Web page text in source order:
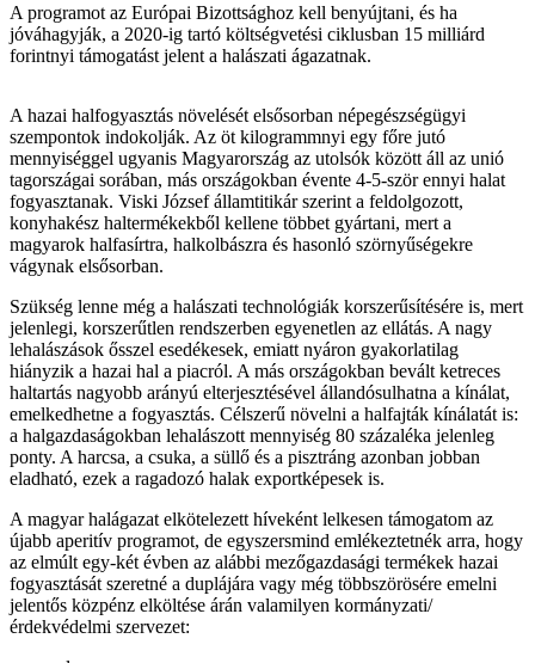
A programot az Európai Bizottsághoz kell benyújtani, és ha
jóváhagyják, a 2020-ig tartó költségvetési ciklusban 15 milliárd
forintnyi támogatást jelent a halászati ágazatnak.
A hazai halfogyasztás növelését elsősorban népegészségügyi
szempontok indokolják. Az öt kilogrammnyi egy főre jutó
mennyiséggel ugyanis Magyarország az utolsók között áll az unió
tagországai sorában, más országokban évente 4-5-ször ennyi halat
fogyasztanak. Viski József államtitikár szerint a feldolgozott,
konyhakész haltermékekből kellene többet gyártani, mert a
magyarok halfasírtra, halkolbászra és hasonló szörnyűségekre
vágynak elsősorban.
Szükség lenne még a halászati technológiák korszerűsítésére is, mert
jelenlegi, korszerűtlen rendszerben egyenetlen az ellátás. A nagy
lehalászások ősszel esedékesek, emiatt nyáron gyakorlatilag
hiányzik a hazai hal a piacról. A más országokban bevált ketreces
haltartás nagyobb arányú elterjesztésével állandósulhatna a kínálat,
emelkedhetne a fogyasztás. Célszerű növelni a halfajták kínálatát is:
a halgazdaságokban lehalászott mennyiség 80 százaléka jelenleg
ponty. A harcsa, a csuka, a süllő és a pisztráng azonban jobban
eladható, ezek a ragadozó halak exportképesek is.
A magyar halágazat elkötelezett híveként lelkesen támogatom az
újabb aperitív programot, de egyszersmind emlékeztetnék arra, hogy
az elmúlt egy-két évben az alábbi mezőgazdasági termékek hazai
fogyasztását szeretné a duplájára vagy még többszörösére emelni
jelentős közpénz elköltése árán valamilyen kormányzati/
érdekvédelmi szervezet: